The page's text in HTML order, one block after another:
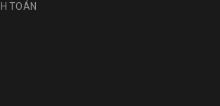
TOÁN